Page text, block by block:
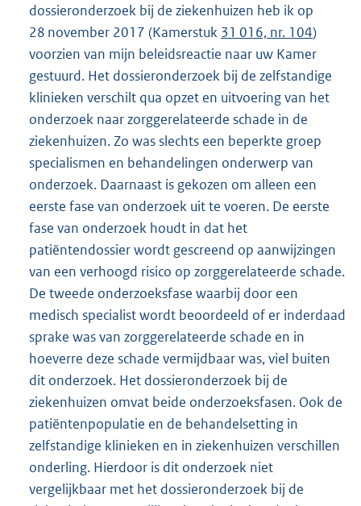
dossieronderzoek bij de ziekenhuizen heb ik op
28 november 2017 (Kamerstuk 31 016, nr. 104)
voorzien van mijn beleidsreactie naar uw Kamer
gestuurd. Het dossieronderzoek bij de zelfstandige
klinieken verschilt qua opzet en uitvoering van het
onderzoek naar zorggerelateerde schade in de
ziekenhuizen. Zo was slechts een beperkte groep
specialismen en behandelingen onderwerp van
onderzoek. Daarnaast is gekozen om alleen een
eerste fase van onderzoek uit te voeren. De eerste
fase van onderzoek houdt in dat het
patiëntendossier wordt gescreend op aanwijzingen
van een verhoogd risico op zorggerelateerde schade.
De tweede onderzoeksfase waarbij door een
medisch specialist wordt beoordeeld of er inderdaad
sprake was van zorggerelateerde schade en in
hoeverre deze schade vermijdbaar was, viel buiten
dit onderzoek. Het dossieronderzoek bij de
ziekenhuizen omvat beide onderzoeksfasen. Ook de
patiëntenpopulatie en de behandelsetting in
zelfstandige klinieken en in ziekenhuizen verschillen
onderling. Hierdoor is dit onderzoek niet
vergelijkbaar met het dossieronderzoek bij de